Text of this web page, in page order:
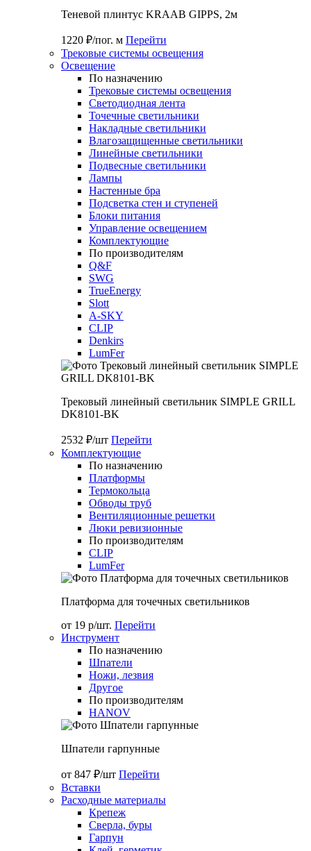
Теневой плинтус KRAAB GIPPS, 2м
1220 ₽/пог. м Перейти
Трековые системы освещения
Освещение
По назначению
Трековые системы освещения
Светодиодная лента
Точечные светильники
Накладные светильники
Влагозащищенные светильники
Линейные светильники
Подвесные светильники
Лампы
Настенные бра
Подсветка стен и ступеней
Блоки питания
Управление освещением
Комплектующие
По производителям
Q&F
SWG
TrueEnergy
Slott
A-SKY
CLIP
Denkirs
LumFer
Трековый линейный светильник SIMPLE GRILL
DK8101-BK
2532 ₽/шт Перейти
Комплектующие
По назначению
Платформы
Термокольца
Обводы труб
Вентиляционные решетки
Люки ревизионные
По производителям
CLIP
LumFer
Платформа для точечных светильников
от 19 р/шт. Перейти
Инструмент
По назначению
Шпатели
Ножи, лезвия
Другое
По производителям
HANOV
Шпатели гарпунные
от 847 ₽/шт Перейти
Вставки
Расходные материалы
Крепеж
Сверла, буры
Гарпун